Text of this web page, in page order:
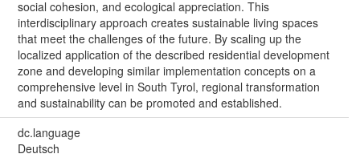
social cohesion, and ecological appreciation. This
interdisciplinary approach creates sustainable living spaces
that meet the challenges of the future. By scaling up the
localized application of the described residential development
zone and developing similar implementation concepts on a
comprehensive level in South Tyrol, regional transformation
and sustainability can be promoted and established.
dc.language
Deutsch